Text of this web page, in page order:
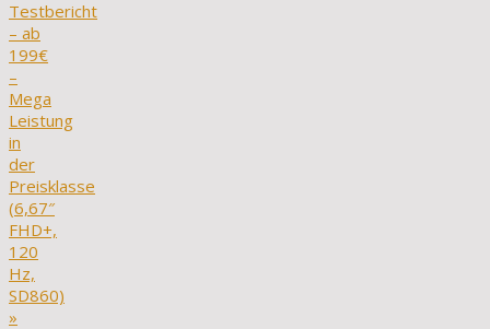
Testbericht
– ab
199€
–
Mega
Leistung
in
der
Preisklasse
(6,67″
FHD+,
120
Hz,
SD860)
»